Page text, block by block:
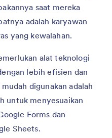
saat mereka
adalah karyawan
yang kewalahan.
alat teknologi
lebih efisien dan
digunakan adalah
untuk menyesuaikan
Forms dan
Sheets.